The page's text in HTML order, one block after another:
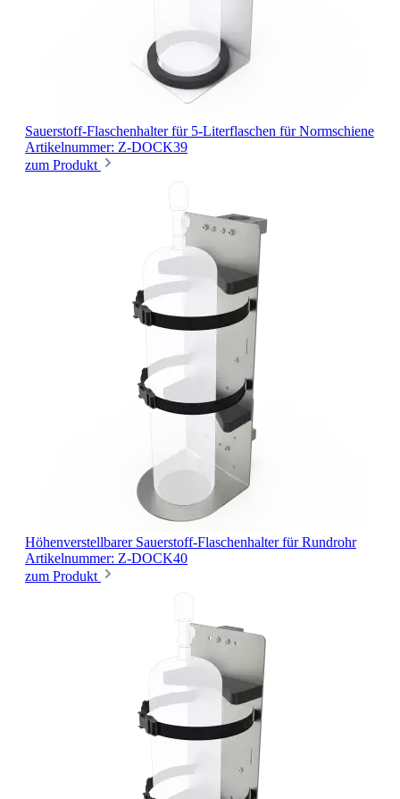
Sauerstoff-Flaschenhalter für 5-Literflaschen für Normschiene
Artikelnummer: Z-DOCK39
zum Produkt
Höhenverstellbarer Sauerstoff-Flaschenhalter für Rundrohr
Artikelnummer: Z-DOCK40
zum Produkt